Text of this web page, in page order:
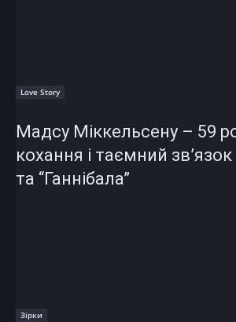
Love Story
Мадсу Міккельсену – 59
кохання і таємний
та “Ганнібала”
Зірки